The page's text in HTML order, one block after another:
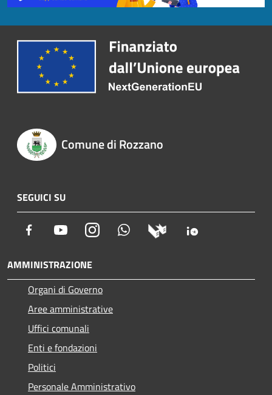
Comune di Rozzano
SEGUICI SU
Facebook YoutubeInstagram Whatsapp
AMMINISTRAZIONE
Organi di Governo
Aree amministrative
Uffici comunali
Enti e fondazioni
Politici
Personale Amministrativo